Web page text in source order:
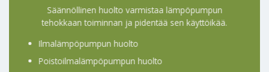
Säännöllinen huolto varmistaa lämpöpumpun
tehokkaan toiminnan ja pidentää sen käyttöikää.
Ilmalämpöpumpun huolto
Poistoilmalämpöpumpun huolto